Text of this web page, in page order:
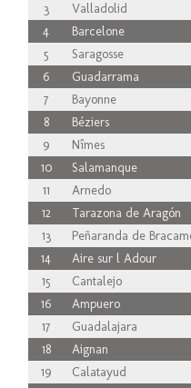
3
Valladolid
4
Barcelone
5
Saragosse
6
Guadarrama
7
Bayonne
8
Béziers
9
Nîmes
10
Salamanque
11
Arnedo
12
Tarazona de Aragón
13
Peñaranda de
14
Aire sur l Adour
15
Cantalejo
16
Ampuero
17
Guadalajara
18
Aignan
19
Calatayud